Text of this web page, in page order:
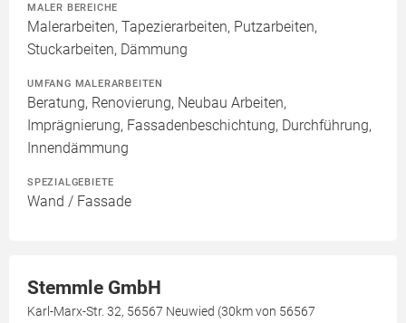
MALER BEREICHE
Malerarbeiten, Tapezierarbeiten, Putzarbeiten,
Stuckarbeiten, Dämmung
UMFANG MALERARBEITEN
Beratung, Renovierung, Neubau Arbeiten,
Imprägnierung, Fassadenbeschichtung, Durchführung,
Innendämmung
SPEZIALGEBIETE
Wand / Fassade
Stemmle GmbH
Karl-Marx-Str. 32, 56567 Neuwied (30km von 56567